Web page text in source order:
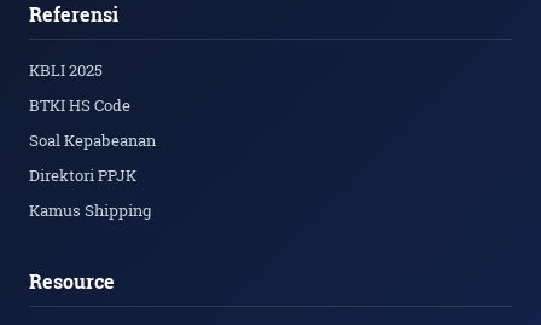
Referensi
KBLI 2025
BTKI HS Code
Soal Kepabeanan
Direktori PPJK
Kamus Shipping
Resource